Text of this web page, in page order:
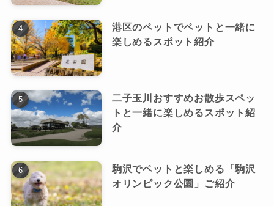
港区のペットでペットと一緒に
楽しめるスポット紹介
二子玉川おすすめお散歩スペッ
トと一緒に楽しめるスポット紹
介
駒沢でペットと楽しめる「駒沢
オリンピック公園」ご紹介